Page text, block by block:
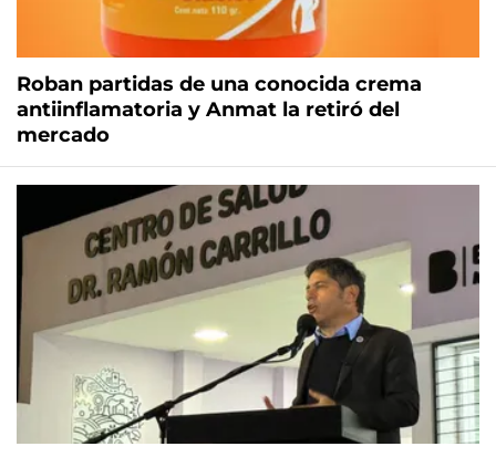
Roban partidas de una conocida crema
antiinflamatoria y Anmat la retiró del
mercado